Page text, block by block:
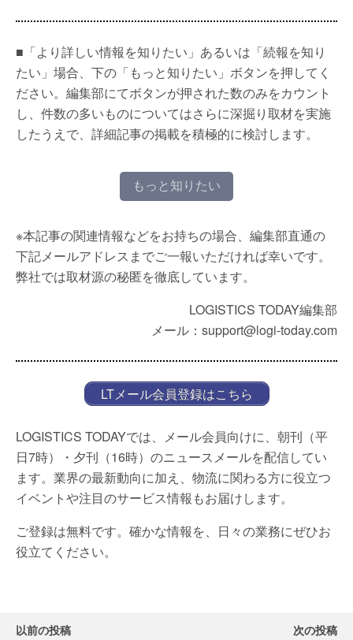
■「より詳しい情報を知りたい」あるいは「続報を知り
たい」場合、下の「もっと知りたい」ボタンを押してく
ださい。編集部にてボタンが押された数のみをカウント
し、件数の多いものについてはさらに深掘り取材を実施
したうえで、詳細記事の掲載を積極的に検討します。
もっと知りたい
※本記事の関連情報などをお持ちの場合、編集部直通の
下記メールアドレスまでご一報いただければ幸いです。
弊社では取材源の秘匿を徹底しています。
LOGISTICS TODAY編集部
メール：support@logi-today.com
LTメール会員登録はこちら
LOGISTICS TODAYでは、メール会員向けに、朝刊（平
日7時）・夕刊（16時）のニュースメールを配信してい
ます。業界の最新動向に加え、物流に関わる方に役立つ
イベントや注目のサービス情報もお届けします。
ご登録は無料です。確かな情報を、日々の業務にぜひお
役立てください。
以前の投稿 次の投稿